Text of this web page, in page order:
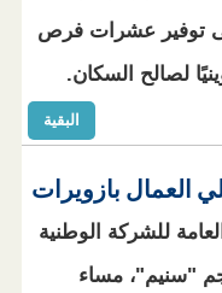
توفير عشرات فرص
البقية
بازويرات
للشركة الوطنية
"سنيم"، مساء